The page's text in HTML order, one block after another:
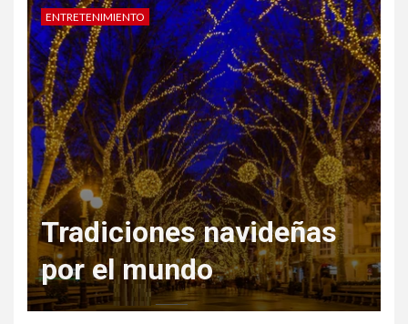
ENTRETENIMIENTO
Tradiciones navideñas
por el mundo